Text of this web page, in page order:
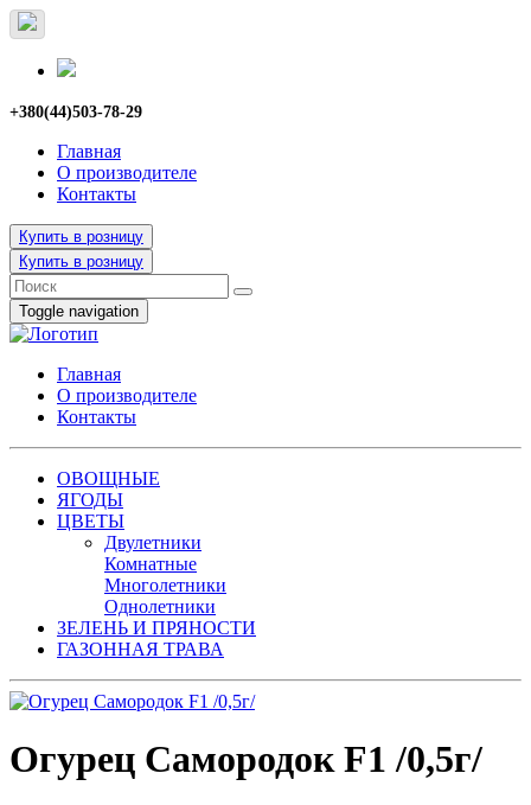
+380(44)503-78-29
Главная
О производителе
Контакты
Купить в розницу
Купить в розницу
Toggle navigation
Главная
О производителе
Контакты
ОВОЩНЫЕ
ЯГОДЫ
ЦВЕТЫ
Двулетники
Комнатные
Многолетники
Однолетники
ЗЕЛЕНЬ И ПРЯНОСТИ
ГАЗОННАЯ ТРАВА
Огурец Самородок F1 /0,5г/